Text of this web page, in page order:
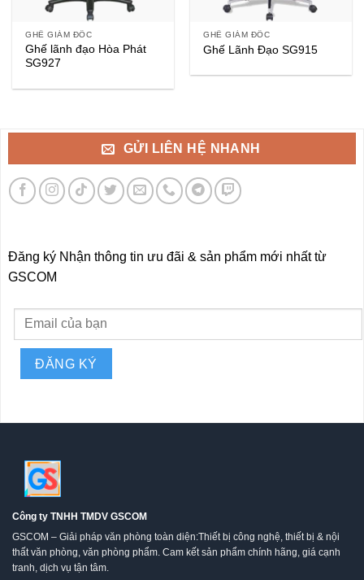
GHẾ GIÁM ĐỐC
Ghế lãnh đạo Hòa Phát
SG927
GHẾ GIÁM ĐỐC
Ghế Lãnh Đạo SG915
GỬI LIÊN HỆ NHANH
Đăng ký Nhận thông tin ưu đãi & sản phẩm mới nhất từ
GSCOM
Công ty TNHH TMDV GSCOM
GSCOM – Giải pháp văn phòng toàn diện:Thiết bị công nghệ, thiết bị & nội
thất văn phòng, văn phòng phẩm. Cam kết sản phẩm chính hãng, giá cạnh
tranh, dịch vụ tận tâm.